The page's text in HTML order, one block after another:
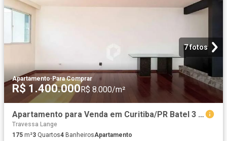
7 fotos
Apartamento· Para Comprar
R$ 1.400.000R$ 8.000/m²
Apartamento para Venda em Curitiba/PR Batel 3 Quartos
Travessa Lange
175 m²3 Quartos4 BanheirosApartamento